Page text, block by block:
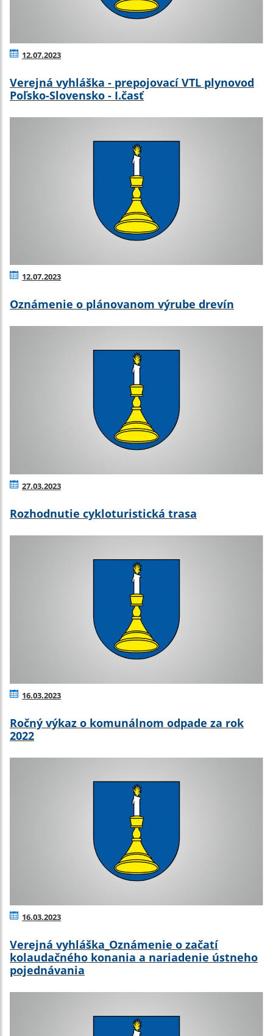
12.07.2023
Verejná vyhláška - prepojovací VTL plynovod
Poľsko-Slovensko - I.časť
12.07.2023
Oznámenie o plánovanom výrube drevín
27.03.2023
Rozhodnutie cykloturistická trasa
16.03.2023
Ročný výkaz o komunálnom odpade za rok
2022
16.03.2023
Verejná vyhláška_Oznámenie o začatí
kolaudačného konania a nariadenie ústneho
pojednávania